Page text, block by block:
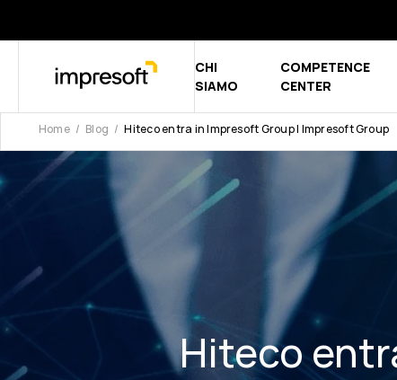
CHI
SIAMO
Show
COMPETENCE
CENTER
Home Blog Hiteco entra in Impresoft Group | Impresoft Group
Hiteco